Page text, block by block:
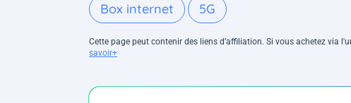
Box internet 5G
Cette page peut contenir des liens d’affiliation. Si vous achetez via
savoir+